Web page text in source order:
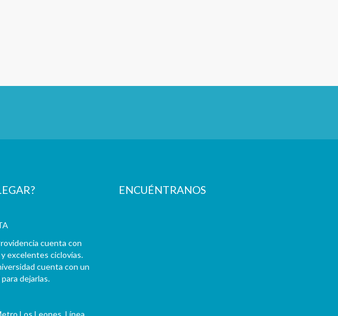
cuenta con
excelentes ciclovías.
cuenta con un
dejarlas.
Los Leones. Línea
ENCUÉNTRANOS